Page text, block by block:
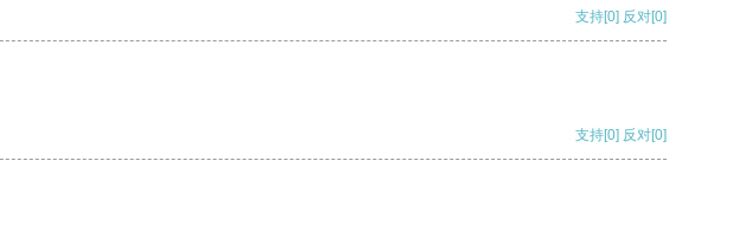
支持[0] 反对[0]
支持[0] 反对[0]